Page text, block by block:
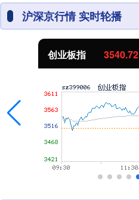
沪深京行情 实时轮播
创业板指 3540.72